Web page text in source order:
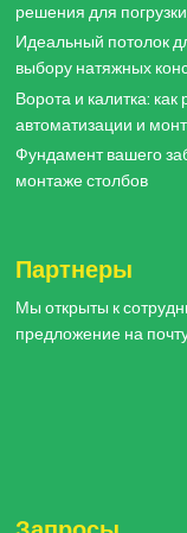
решения для
Идеальный потолок
выбору натяжных
Ворота и калитка:
автоматизации и
Фундамент вашего
монтаже столбов
Партнеры
Мы открыты к
предложение на